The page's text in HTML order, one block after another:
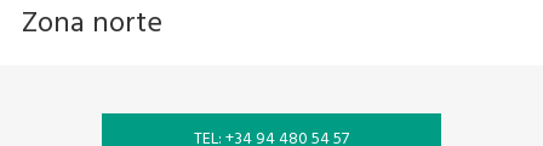
Zona norte
TEL: +34 94 480 54 57